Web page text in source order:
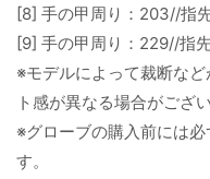
[8] 手の甲周り：203//指
[9] 手の甲周り：229//指
※モデルによって裁断な
ト感が異なる場合がござい
※グローブの購入前には
す。